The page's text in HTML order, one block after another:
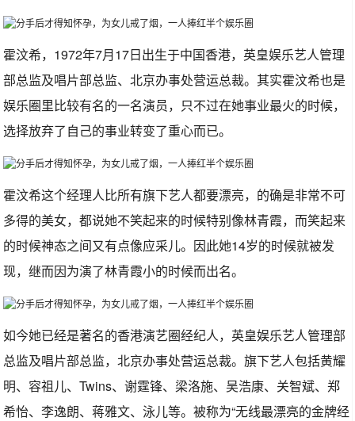
霍汶希，1972年7月17日出生于中国香港，英皇娱乐艺人管理
部总监及唱片部总监、北京办事处营运总裁。其实霍汶希也是
娱乐圈里比较有名的一名演员，只不过在她事业最火的时候，
选择放弃了自己的事业转变了重心而已。
霍汶希这个经理人比所有旗下艺人都要漂亮，的确是非常不可
多得的美女，都说她不笑起来的时候特别像林青霞，而笑起来
的时候神态之间又有点像应采儿。因此她14岁的时候就被发
现，继而因为演了林青霞小的时候而出名。
如今她已经是著名的香港演艺圈经纪人，英皇娱乐艺人管理部
总监及唱片部总监，北京办事处营运总裁。旗下艺人包括黄耀
明、容祖儿、Twins、谢霆锋、梁洛施、吴浩康、关智斌、郑
希怡、李逸朗、蒋雅文、泳儿等。被称为“无线最漂亮的金牌经